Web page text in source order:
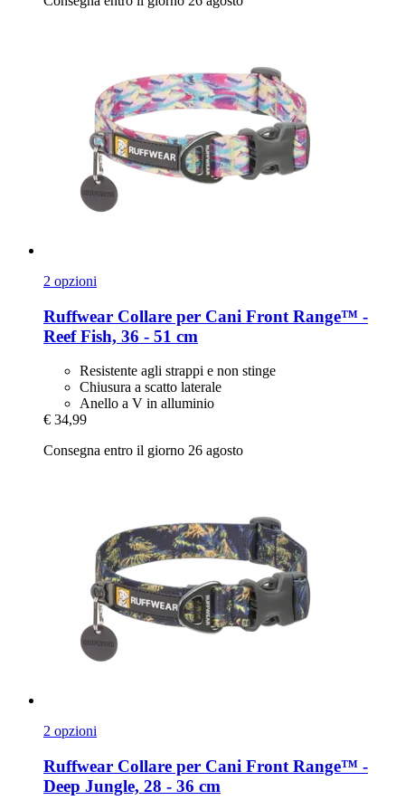
2 opzioni
Ruffwear Collare per Cani Front Range™ -​
Reef Fish, 36 -​ 51 cm
Resistente agli strappi e non stinge
Chiusura a scatto laterale
Anello a V in alluminio
€ 34,99
Consegna entro il giorno 26 agosto
2 opzioni
Ruffwear Collare per Cani Front Range™ -​
Deep Jungle, 28 -​ 36 cm